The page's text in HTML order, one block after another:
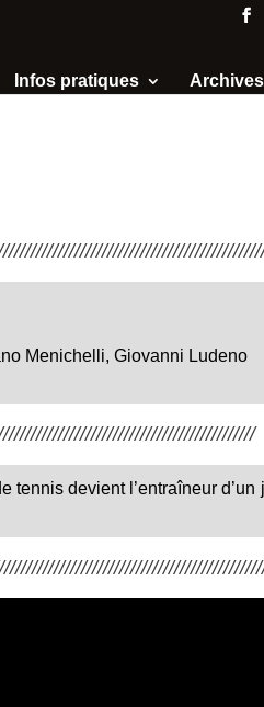
Infos pratiques
Menichelli, Giovanni Ludeno
tennis devient l’entraîneur